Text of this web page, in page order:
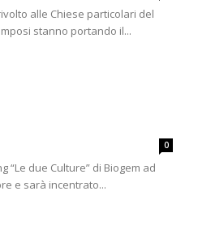
alle Chiese particolari del
stanno portando il...
0
“Le due Culture” di Biogem ad
e sarà incentrato...